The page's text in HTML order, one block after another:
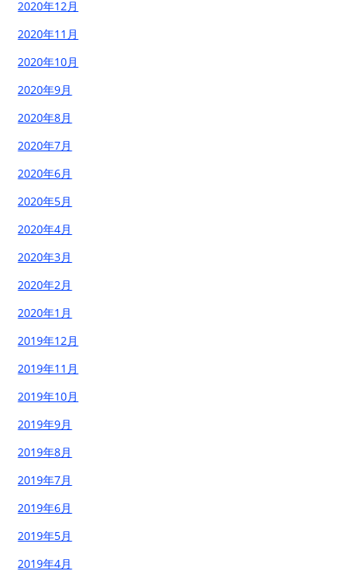
2020年12月
2020年11月
2020年10月
2020年9月
2020年8月
2020年7月
2020年6月
2020年5月
2020年4月
2020年3月
2020年2月
2020年1月
2019年12月
2019年11月
2019年10月
2019年9月
2019年8月
2019年7月
2019年6月
2019年5月
2019年4月